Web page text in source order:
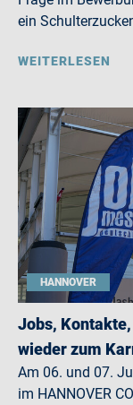
ein
WEITERLESEN
HANNOVER
Jobs,
wieder zum
Am 06. und 07.
im HANNOVER